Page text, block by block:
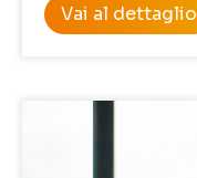
Vai al dettaglio